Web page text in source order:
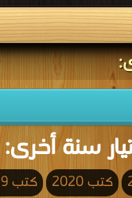
سنة أخرى:
كتب 2020
كتب 2019